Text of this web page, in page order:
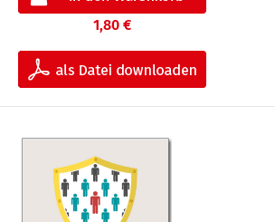
1,80 €